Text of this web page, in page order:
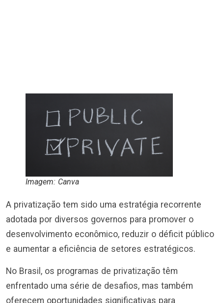
Imagem: Canva
A privatização tem sido uma estratégia recorrente
adotada por diversos governos para promover o
desenvolvimento econômico, reduzir o déficit público
e aumentar a eficiência de setores estratégicos.
No Brasil, os programas de privatização têm
enfrentado uma série de desafios, mas também
oferecem oportunidades significativas para